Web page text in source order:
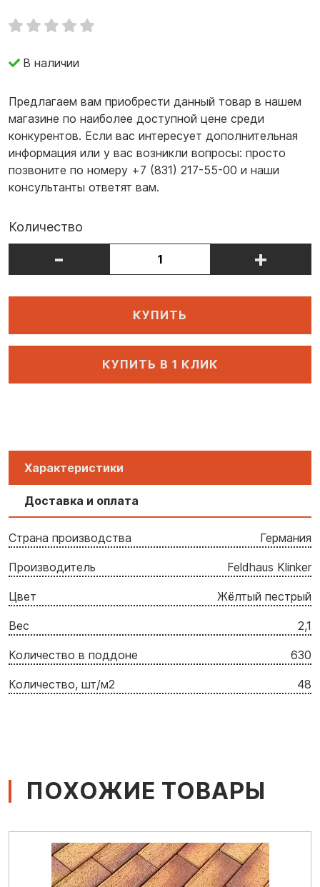
В наличии
Предлагаем вам приобрести данный товар в нашем
магазине по наиболее доступной цене среди
конкурентов. Если вас интересует дополнительная
информация или у вас возникли вопросы: просто
позвоните по номеру +7 (831) 217-55-00 и наши
консультанты ответят вам.
Количество
- +
КУПИТЬ
КУПИТЬ В 1 КЛИК
Характеристики
Доставка и оплата
Страна производства Германия
Производитель Feldhaus Klinker
Цвет Жёлтый пестрый
Вес 2,1
Количество в поддоне 630
Количество, шт/м2 48
ПОХОЖИЕ ТОВАРЫ